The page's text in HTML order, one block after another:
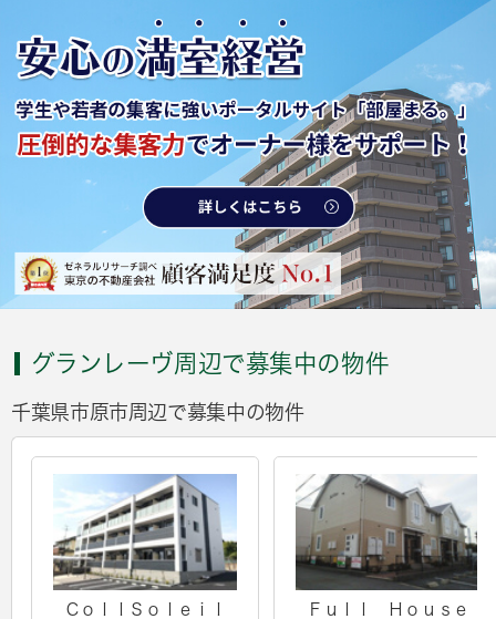
グランレーヴ周辺で募集中の物件
千葉県市原市周辺で募集中の物件
ＣｏｌｌＳｏｌｅｉｌ Ｆｕｌｌ Ｈｏｕｓｅ